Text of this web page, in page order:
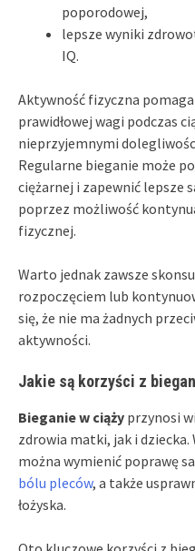
poporodowej,
lepsze wyniki
IQ.
Aktywność fizyczna
prawidłowej wagi podczas
nieprzyjemnymi
Regularne bieganie może
ciężarnej i zapewnić lepsze
poprzez możliwość
fizycznej.
Warto jednak zawsze
rozpoczęciem lub
się, że nie ma żadnych
aktywności.
Jakie są korzyści z
Bieganie w ciąży przynosi
zdrowia matki, jak i
można wymienić poprawę
bólu pleców, a także
łożyska.